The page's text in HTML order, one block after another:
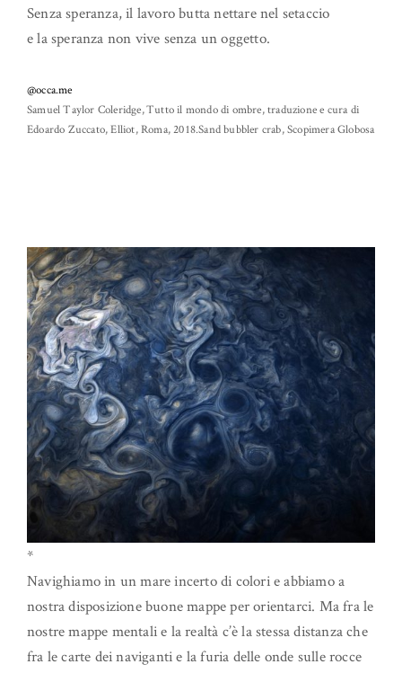
Senza speranza, il lavoro butta nettare nel setaccio
e la speranza non vive senza un oggetto.
@occa.me
Samuel Taylor Coleridge, Tutto il mondo di ombre, traduzione e cura di
Edoardo Zuccato, Elliot, Roma, 2018.Sand bubbler crab, Scopimera Globosa
*
Navighiamo in un mare incerto di colori e abbiamo a
nostra disposizione buone mappe per orientarci. Ma fra le
nostre mappe mentali e la realtà c’è la stessa distanza che
fra le carte dei naviganti e la furia delle onde sulle rocce